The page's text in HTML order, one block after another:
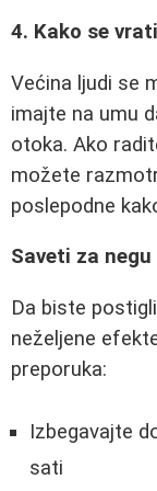
4. Kako se
Većina ljudi se
imajte na umu
otoka. Ako
možete
poslepodne
Saveti za
Da biste
neželjene
preporuka:
Izbegavajte
sati